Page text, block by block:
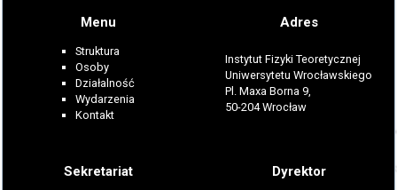
Menu
Struktura
Osoby
Działalność
Wydarzenia
Kontakt
Adres
Instytut Fizyki Teoretycznej
Uniwersytetu Wrocławskiego
Pl. Maxa Borna 9,
50-204 Wrocław
Sekretariat Dyrektor